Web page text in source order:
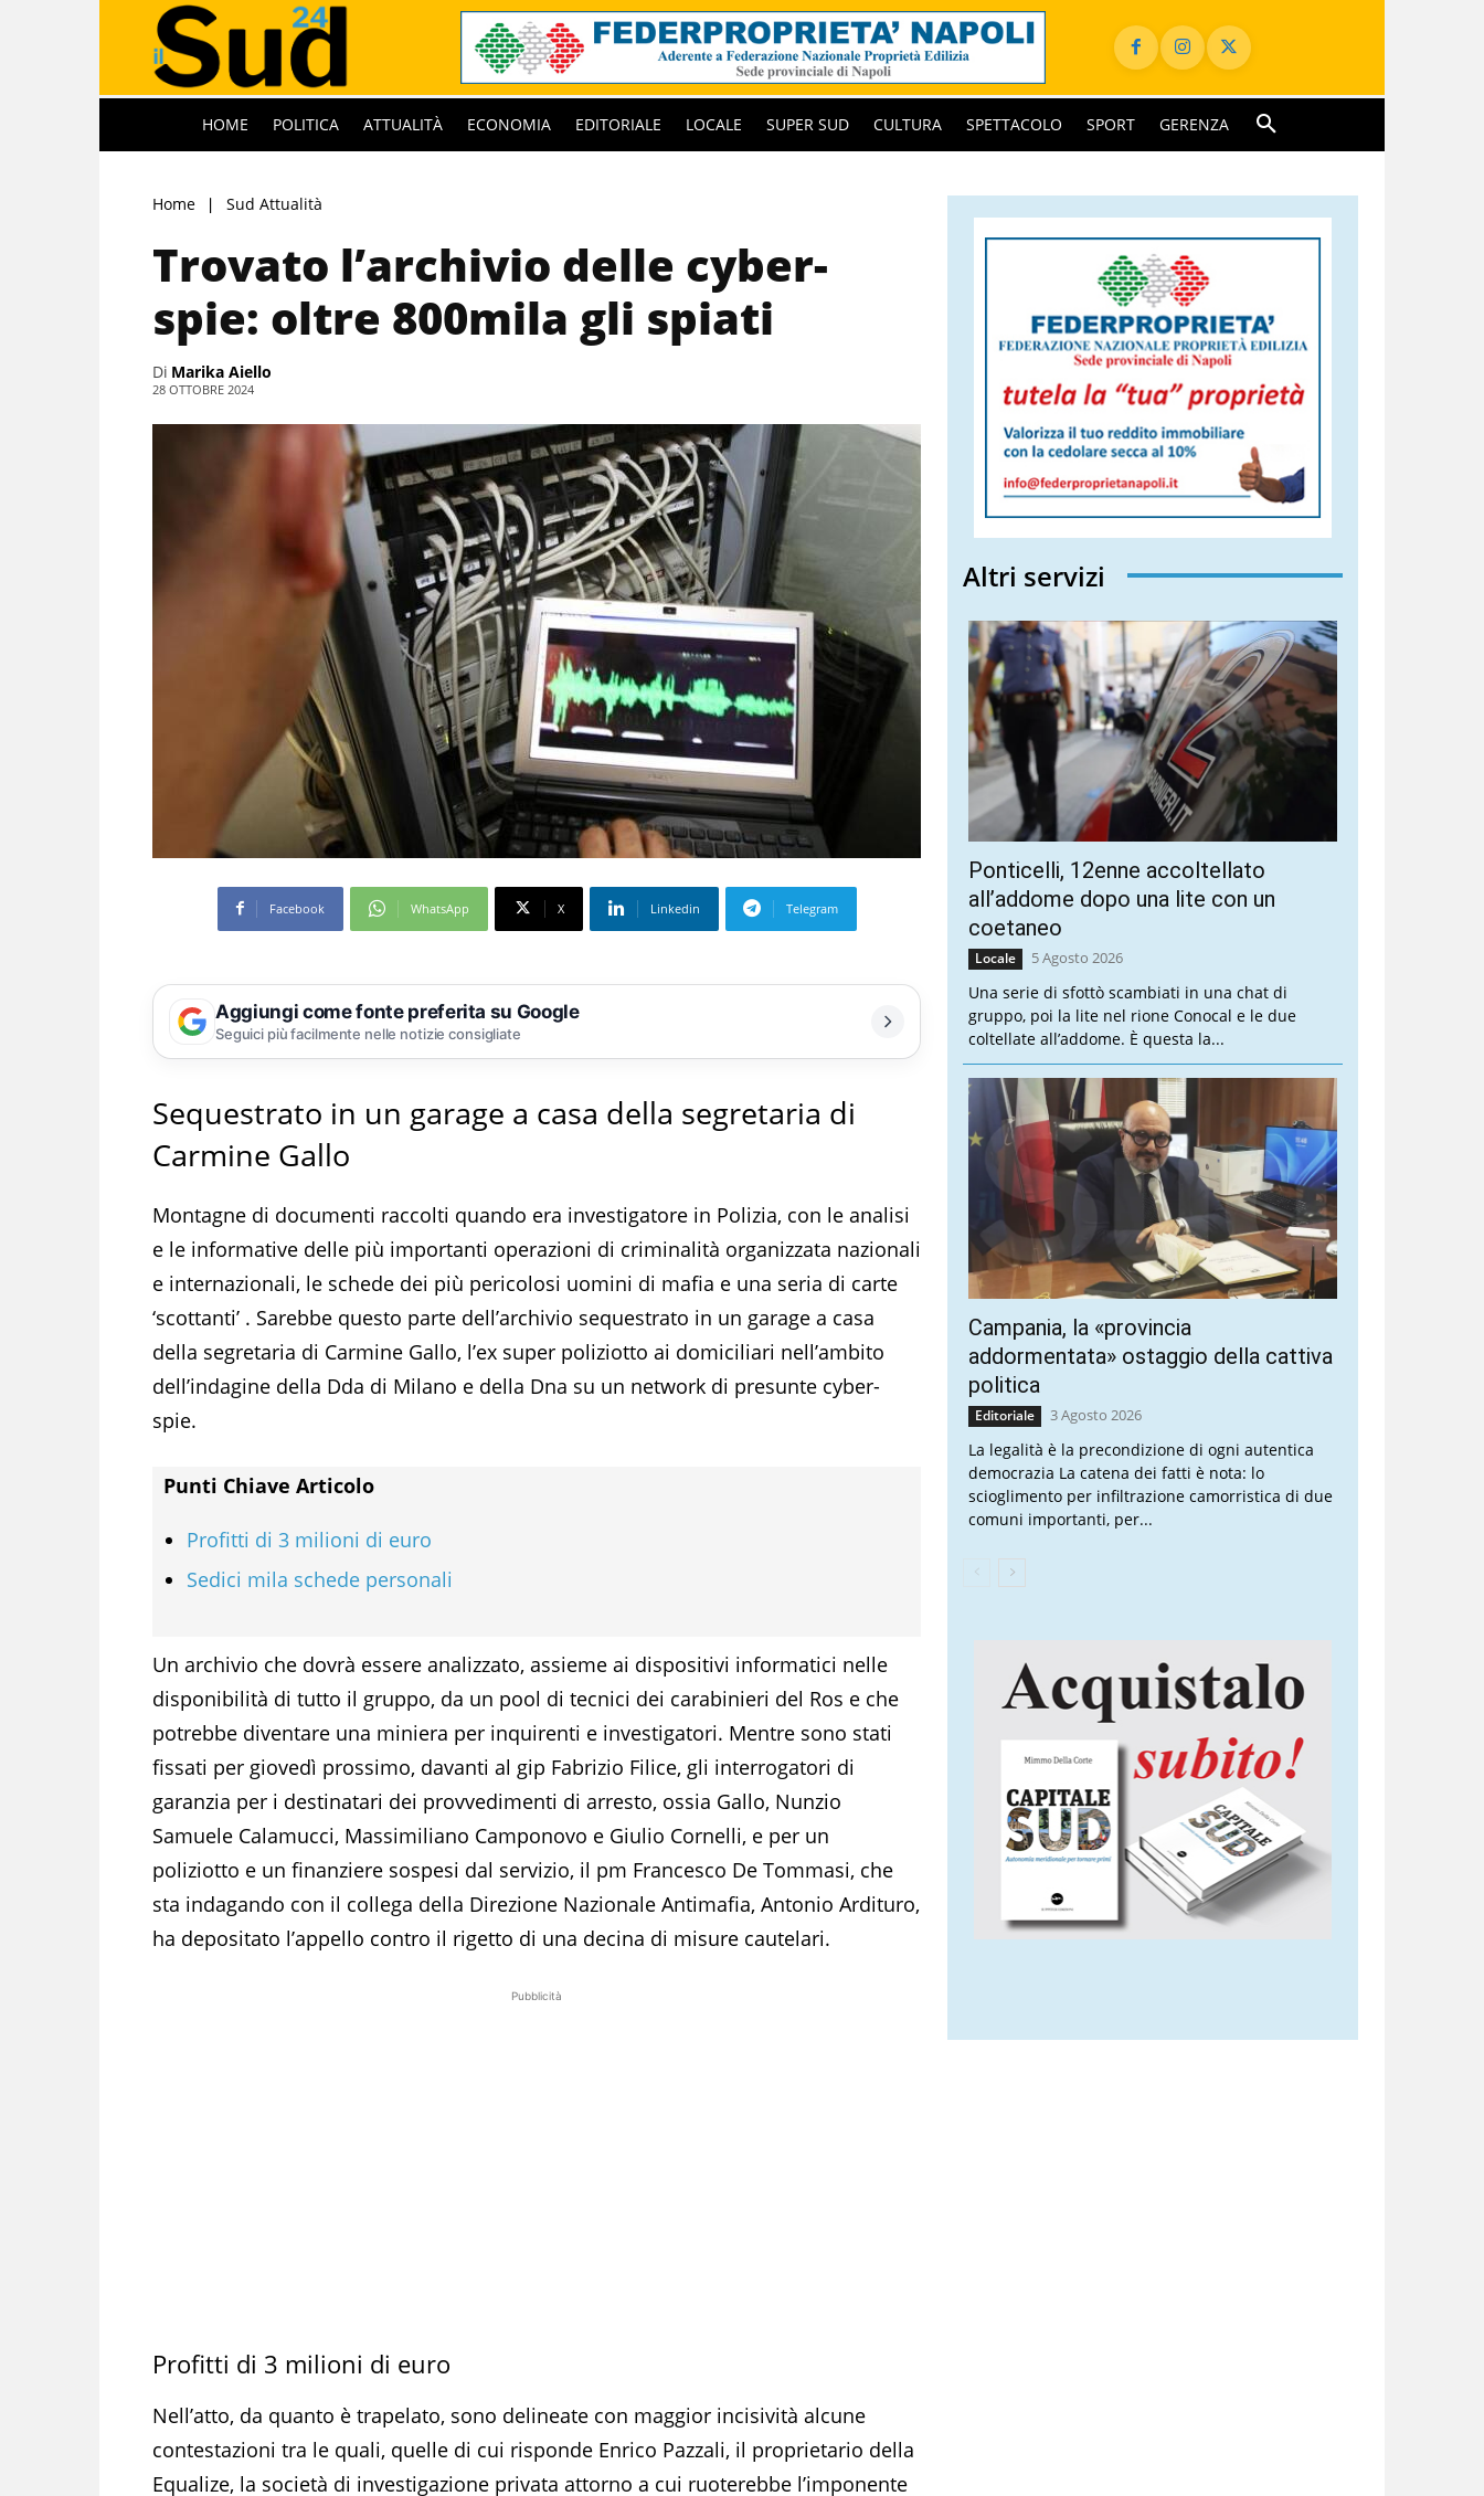
HOME POLITICA ATTUALITÀ ECONOMIA EDITORIALE LOCALE SUPER SUD CULTURA SPETTACOLO SPORT GERENZA
Home Sud Attualità
Trovato l’archivio delle cyber-
spie: oltre 800mila gli spiati
Di Marika Aiello
28 OTTOBRE 2024
Facebook WhatsApp X Linkedin Telegram
Aggiungi come fonte preferita su Google
Seguici più facilmente nelle notizie consigliate
Sequestrato in un garage a casa della segretaria di
Carmine Gallo
Montagne di documenti raccolti quando era investigatore in Polizia, con le analisi
e le informative delle più importanti operazioni di criminalità organizzata nazionali
e internazionali, le schede dei più pericolosi uomini di mafia e una seria di carte
‘scottanti’ . Sarebbe questo parte dell’archivio sequestrato in un garage a casa
della segretaria di Carmine Gallo, l’ex super poliziotto ai domiciliari nell’ambito
dell’indagine della Dda di Milano e della Dna su un network di presunte cyber-
spie.
Punti Chiave Articolo
Profitti di 3 milioni di euro
Sedici mila schede personali
Un archivio che dovrà essere analizzato, assieme ai dispositivi informatici nelle
disponibilità di tutto il gruppo, da un pool di tecnici dei carabinieri del Ros e che
potrebbe diventare una miniera per inquirenti e investigatori. Mentre sono stati
fissati per giovedì prossimo, davanti al gip Fabrizio Filice, gli interrogatori di
garanzia per i destinatari dei provvedimenti di arresto, ossia Gallo, Nunzio
Samuele Calamucci, Massimiliano Camponovo e Giulio Cornelli, e per un
poliziotto e un finanziere sospesi dal servizio, il pm Francesco De Tommasi, che
sta indagando con il collega della Direzione Nazionale Antimafia, Antonio Ardituro,
ha depositato l’appello contro il rigetto di una decina di misure cautelari.
Pubblicità
Profitti di 3 milioni di euro
Nell’atto, da quanto è trapelato, sono delineate con maggior incisività alcune
contestazioni tra le quali, quelle di cui risponde Enrico Pazzali, il proprietario della
Equalize, la società di investigazione privata attorno a cui ruoterebbe l’imponente
Altri servizi
Ponticelli, 12enne accoltellato
all’addome dopo una lite con un
coetaneo
Locale 5 Agosto 2026
Una serie di sfottò scambiati in una chat di
gruppo, poi la lite nel rione Conocal e le due
coltellate all’addome. È questa la...
Campania, la «provincia
addormentata» ostaggio della cattiva
politica
Editoriale 3 Agosto 2026
La legalità è la precondizione di ogni autentica
democrazia La catena dei fatti è nota: lo
scioglimento per infiltrazione camorristica di due
comuni importanti, per...